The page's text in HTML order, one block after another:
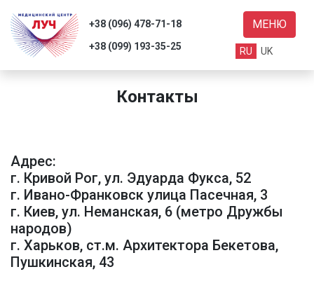
+38 (096) 478-71-18
+38 (099) 193-35-25
МЕНЮ
RU UK
Контакты
Адрес:
г. Кривой Рог, ул. Эдуарда Фукса, 52
г. Ивано-Франковск улица Пасечная, 3
г. Киев, ул. Неманская, 6 (метро Дружбы
народов)
г. Харьков, ст.м. Архитектора Бекетова,
Пушкинская, 43